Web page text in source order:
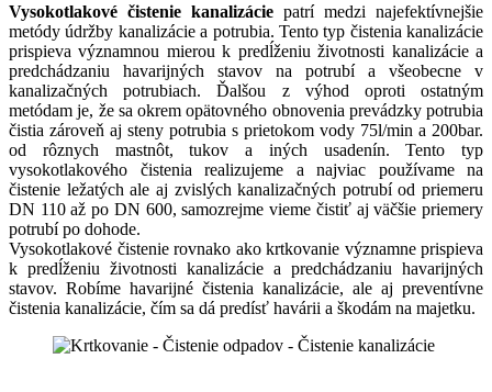
Vysokotlakové čistenie kanalizácie patrí medzi najefektívnejšie
metódy údržby kanalizácie a potrubia. Tento typ čistenia kanalizácie
prispieva významnou mierou k predĺženiu životnosti kanalizácie a
predchádzaniu havarijných stavov na potrubí a všeobecne v
kanalizačných potrubiach. Ďalšou z výhod oproti ostatným
metódam je, že sa okrem opätovného obnovenia prevádzky potrubia
čistia zároveň aj steny potrubia s prietokom vody 75l/min a 200bar.
od rôznych mastnôt, tukov a iných usadenín. Tento typ
vysokotlakového čistenia realizujeme a najviac používame na
čistenie ležatých ale aj zvislých kanalizačných potrubí od priemeru
DN 110 až po DN 600, samozrejme vieme čistiť aj väčšie priemery
potrubí po dohode.
Vysokotlakové čistenie rovnako ako krtkovanie významne prispieva
k predĺženiu životnosti kanalizácie a predchádzaniu havarijných
stavov. Robíme havarijné čistenia kanalizácie, ale aj preventívne
čistenia kanalizácie, čím sa dá predísť havárii a škodám na majetku.